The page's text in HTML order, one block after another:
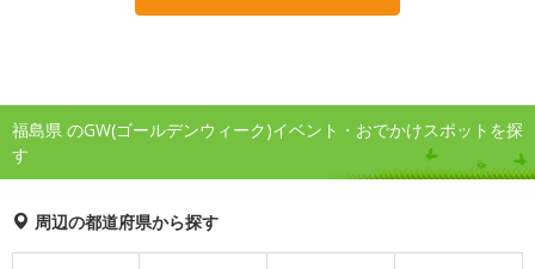
福島県 のGW(ゴールデンウィーク)イベント・おでかけスポットを探
す
周辺の都道府県から探す